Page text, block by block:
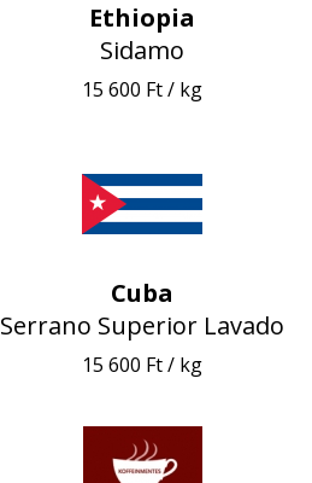
Ethiopia
Sidamo
15 600 Ft / kg
Cuba
Serrano Superior Lavado
15 600 Ft / kg